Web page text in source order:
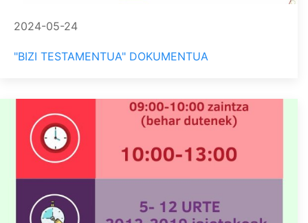
2024-05-24
"BIZI TESTAMENTUA" DOKUMENTUA